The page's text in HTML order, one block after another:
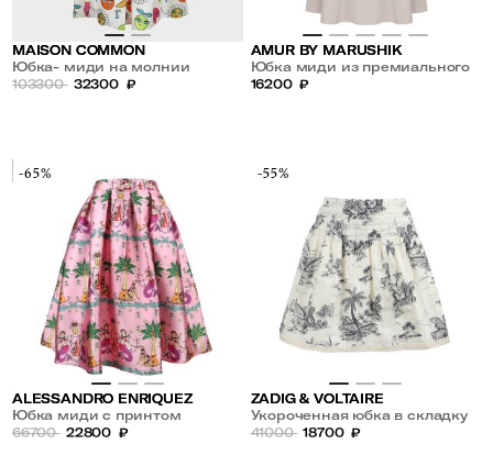
MAISON COMMON
Юбка- миди на молнии
103300 32300 ₽
AMUR BY MARUSHIK
Юбка миди из премиального
льна Нежный Беж
16200 ₽
-65%
ALESSANDRO ENRIQUEZ
Юбка миди с принтом
66700 22800 ₽
-55%
ZADIG & VOLTAIRE
Укороченная юбка в складку
на резинке
41000 18700 ₽